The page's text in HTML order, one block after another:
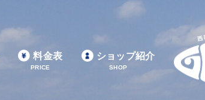
料金表
PRICE
ショップ紹介
SHOP